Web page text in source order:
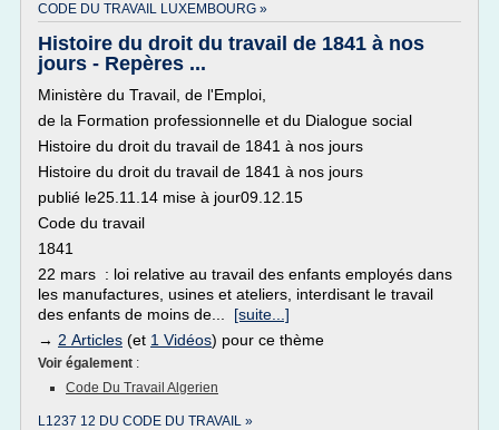
CODE DU TRAVAIL LUXEMBOURG »
Histoire du droit du travail de 1841 à nos
jours - Repères ...
Ministère du Travail, de l'Emploi,
de la Formation professionnelle et du Dialogue social
Histoire du droit du travail de 1841 à nos jours
Histoire du droit du travail de 1841 à nos jours
publié le25.11.14 mise à jour09.12.15
Code du travail
1841
22 mars : loi relative au travail des enfants employés dans
les manufactures, usines et ateliers, interdisant le travail
des enfants de moins de... [suite...]
→ 2 Articles (et 1 Vidéos) pour ce thème
Voir également :
Code Du Travail Algerien
L1237 12 DU CODE DU TRAVAIL »